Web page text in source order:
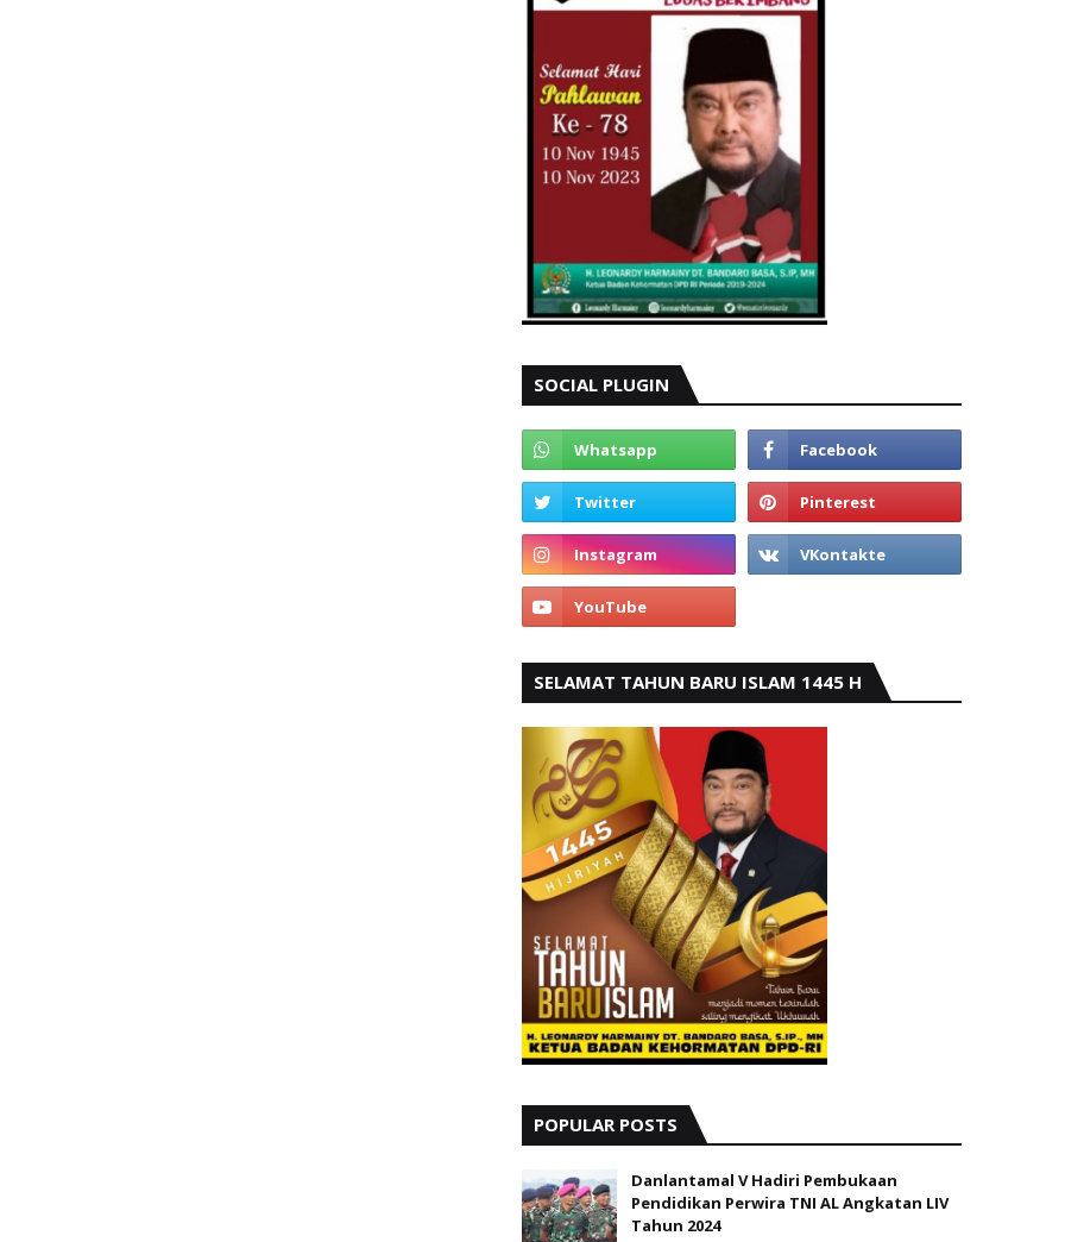
SOCIAL PLUGIN
SELAMAT TAHUN BARU ISLAM 1445 H
POPULAR POSTS
Danlantamal V Hadiri Pembukaan
Pendidikan Perwira TNI AL Angkatan LIV
Tahun 2024